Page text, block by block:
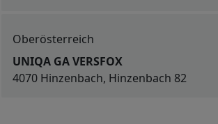
Oberösterreich
UNIQA GA VERSFOX
4070 Hinzenbach, Hinzenbach 82